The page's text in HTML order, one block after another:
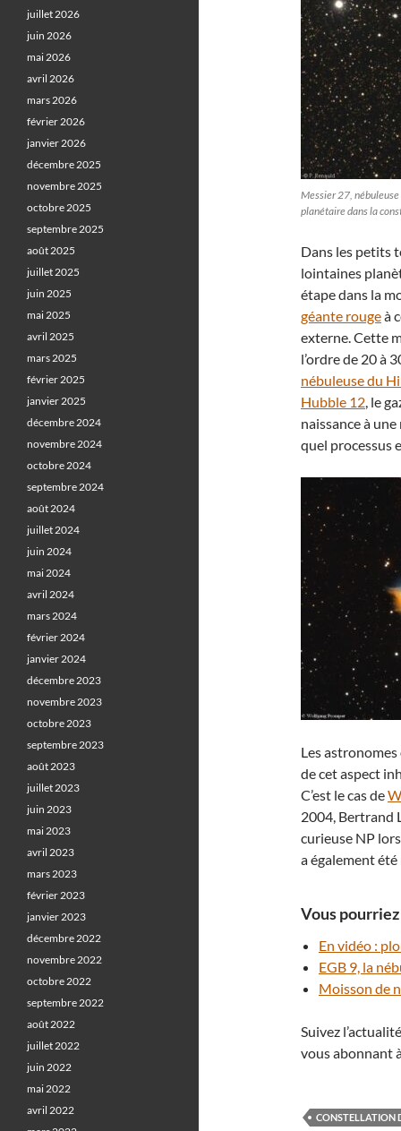
Messier 27, nébuleuse
planétaire dans la
Dans les petits
lointaines
étape dans la
géante rougeà
externe. Cette
l’ordre de 20 à
nébuleuse du
Hubble 12, le
naissance à
quel processus
Les
de cet aspect
C’est le cas de
2004, Bertrand
curieuse NP
a également
Vous
En vidéo :
EGB 9, la
Moisson de
Suivez
vous abonnant
CONSTELLATION
juillet 2026
juin 2026
mai 2026
avril 2026
mars 2026
février 2026
janvier 2026
décembre 2025
novembre 2025
octobre 2025
septembre 2025
août 2025
juillet 2025
juin 2025
mai 2025
avril 2025
mars 2025
février 2025
janvier 2025
décembre 2024
novembre 2024
octobre 2024
septembre 2024
août 2024
juillet 2024
juin 2024
mai 2024
avril 2024
mars 2024
février 2024
janvier 2024
décembre 2023
novembre 2023
octobre 2023
septembre 2023
août 2023
juillet 2023
juin 2023
mai 2023
avril 2023
mars 2023
février 2023
janvier 2023
décembre 2022
novembre 2022
octobre 2022
septembre 2022
août 2022
juillet 2022
juin 2022
mai 2022
avril 2022